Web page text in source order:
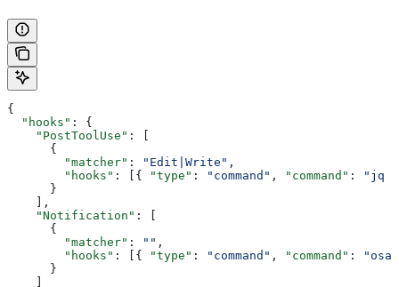
{
  "hooks"
: {
    "PostToolUse"
: [
      {
        "matcher"
: "Edit|Write" ,
        "hooks"
: [{ "type" : "command" , "command" :
"jq
      }
    ],
    "Notification"
: [
      {
        "matcher"
: "" ,
        "hooks"
: [{ "type" : "command" , "command" :
      }